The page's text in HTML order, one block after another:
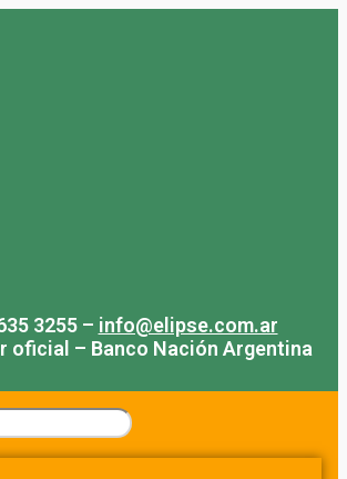
3255 – info@elipse.com.ar
oficial – Banco Nación Argentina